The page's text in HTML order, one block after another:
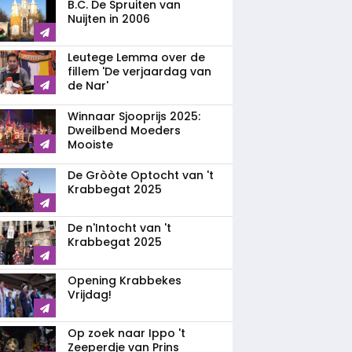
B.C. De Spruiten van
Nuijten in 2006
Leutege Lemma over de
fillem 'De verjaardag van
de Nar'
Winnaar Sjooprijs 2025:
Dweilbend Moeders
Mooiste
De Gròòte Optocht van 't
Krabbegat 2025
De n'Intocht van 't
Krabbegat 2025
Opening Krabbekes
Vrijdag!
Op zoek naar Ippo 't
Zeeperdje van Prins